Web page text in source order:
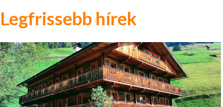
Legfrissebb hírek